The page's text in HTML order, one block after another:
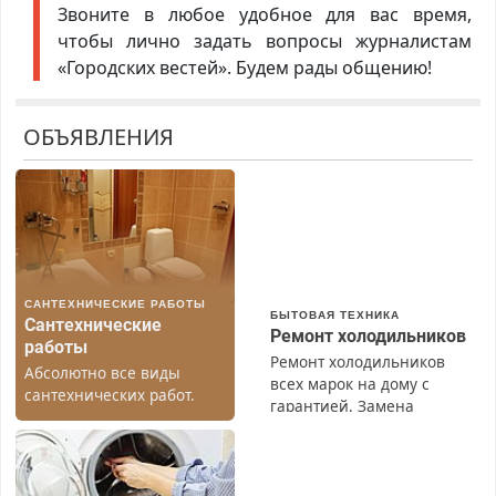
Звоните в любое удобное для вас время,
чтобы лично задать вопросы журналистам
«Городских вестей». Будем рады общению!
ОБЪЯВЛЕНИЯ
САНТЕХНИЧЕСКИЕ РАБОТЫ
Сантехнические
работы
Абсолютно все виды
сантехнических работ.
Быстро. Качественно.
Недорого.
БЫТОВАЯ ТЕХНИКА
Ремонт холодильников
Ремонт холодильников
всех марок на дому с
гарантией. Замена